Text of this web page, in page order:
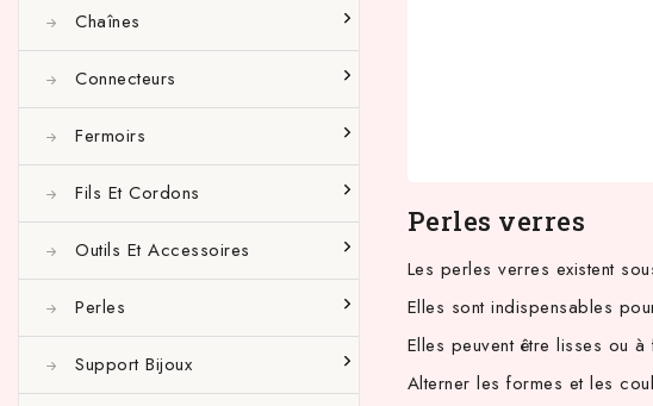
Perles À Écraser Et
Terminaisons De
Rallonge
Chaînes
Connecteurs
Connecteurs Bases
Fermoirs
Fils Et Cordons
Outils Et Accessoires
Perles
Support Bijoux
Perles verres
Les perles verres existent
Elles sont indispensables
Elles peuvent être lisses ou
Alterner les formes et les